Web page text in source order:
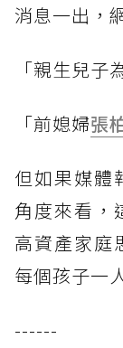
消息一出，
「親生兒子
「前媳婦張
但如果媒體
角度來看，
高資產家庭
每個孩子一
------